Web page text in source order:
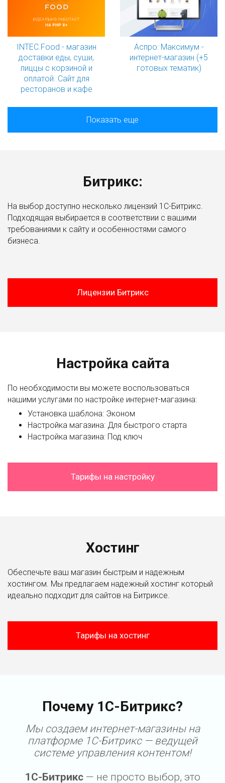
INTEC.Food - магазин
доставки еды, суши,
пиццы с корзиной и
оплатой. Сайт для
ресторанов и кафе
Аспро: Максимум -
интернет-магазин (+5
готовых тематик)
Показать еще
Битрикс:
На выбор доступно несколько лицензий 1С-Битрикс.
Подходящая выбирается в соответствии с вашими
требованиями к сайту и особенностями самого
бизнеса.
Лицензии Битрикс
Настройка сайта
По необходимости вы можете воспользоваться
нашими услугами по настройке интернет-магазина:
Установка шаблона: Эконом
Настройка магазина: Для быстрого старта
Настройка магазина: Под ключ
Тарифы на настройку
Хостинг
Обеспечьте ваш магазин быстрым и надежным
хостингом. Мы предлагаем надежный хостинг который
идеально подходит для сайтов на Битриксе.
Тарифы на хостинг
Почему 1С-Битрикс?
Мы создаем интернет-магазины на
платформе 1С-Битрикс — ведущей
системе управления контентом!
1С-Битрикс— не просто выбор, это